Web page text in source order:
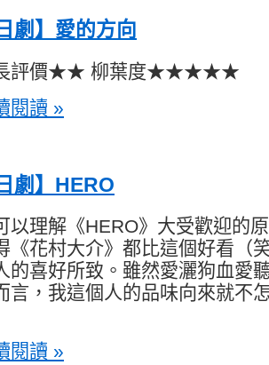
劇】愛的方向
評價★★ 柳葉度★★★★★
閱讀 »
劇】HERO
以理解《HERO》大受歡迎的
《花村大介》都比這個好看（
的喜好所致。雖然愛灑狗血愛
言，我這個人的品味向來就不
閱讀 »